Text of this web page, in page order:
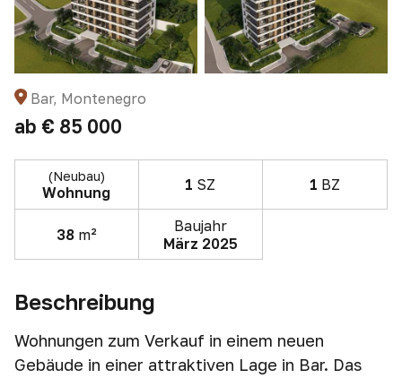
Bar, Montenegro
ab € 85 000
(Neubau)
Wohnung 1 SZ 1 BZ
38 m²
Baujahr
März 2025
Beschreibung
Wohnungen zum Verkauf in einem neuen
Gebäude in einer attraktiven Lage in Bar. Das